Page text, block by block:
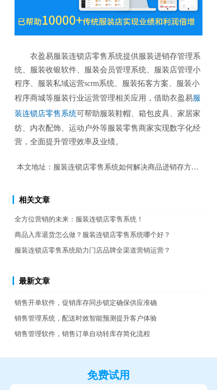
衣盈易服装连锁店零售系统提供服装进销存管理系
统、服装收银软件、服装会员管理系统、服装店管理小
程序、服装私域运营scrm系统、服装拓客方案、服装小
程序商城等服装行业运营管理相关应用，借助衣盈易服
装连锁店零售系统可帮助服装鞋帽、箱包皮具、家居家
纺、内衣配饰、运动户外等服装零售商家实现数字化经
营，全面提升管理效率及业绩。
本文地址： 服装连锁店零售系统如何解决商品进销存方面的问
相关文章
全方位营销的未来：服装连锁店零售系统！
商品入库退货怎么做？服装连锁店零售系统哪个好？
服装连锁店零售系统助力门店品牌全渠道营销运营？
最新文章
销售开单软件，促销库存同步锁定确保供应准确
销售管理系统，配送时效智能预测提升客户体验
销售管理软件，销售订单自动转库存简化流程
免费试用